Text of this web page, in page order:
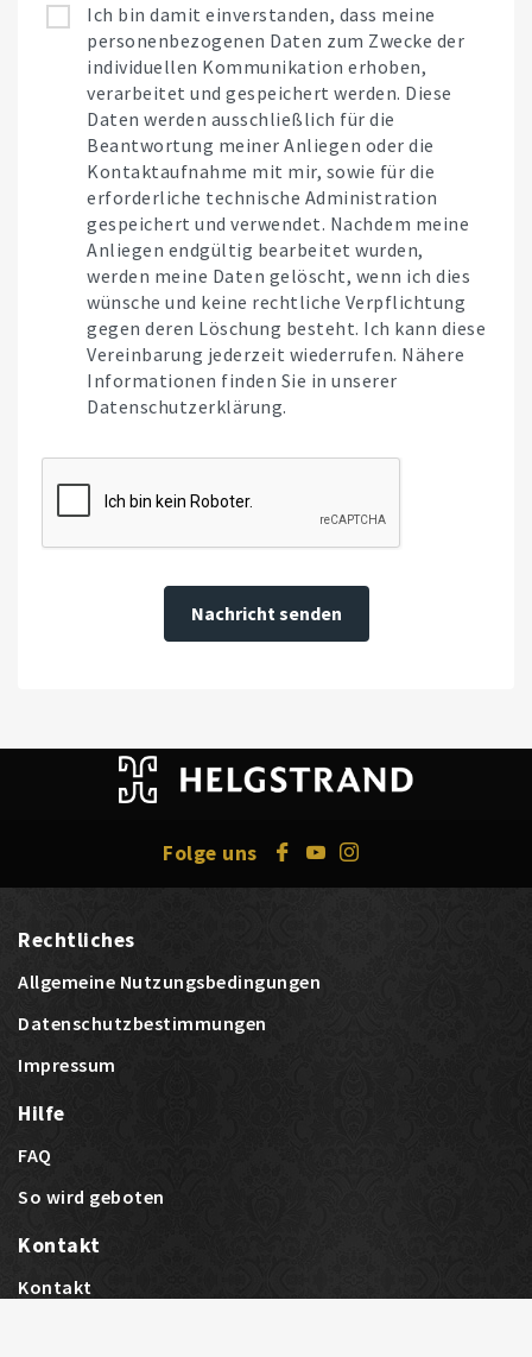
Ich bin damit einverstanden, dass meine
personenbezogenen Daten zum Zwecke der
individuellen Kommunikation erhoben,
verarbeitet und gespeichert werden. Diese
Daten werden ausschließlich für die
Beantwortung meiner Anliegen oder die
Kontaktaufnahme mit mir, sowie für die
erforderliche technische Administration
gespeichert und verwendet. Nachdem meine
Anliegen endgültig bearbeitet wurden,
werden meine Daten gelöscht, wenn ich dies
wünsche und keine rechtliche Verpflichtung
gegen deren Löschung besteht. Ich kann diese
Vereinbarung jederzeit wiederrufen. Nähere
Informationen finden Sie in unserer
Datenschutzerklärung.
Nachricht senden
Folge uns
Rechtliches
Allgemeine Nutzungsbedingungen
Datenschutzbestimmungen
Impressum
Hilfe
FAQ
So wird geboten
Kontakt
Kontakt